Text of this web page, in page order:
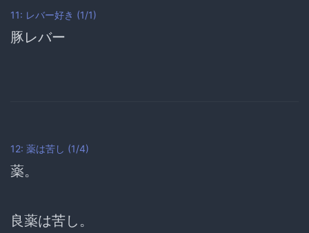
11: レバー好き (1/1)
豚レバー
12: 薬は苦し (1/4)
薬。
良薬は苦し。